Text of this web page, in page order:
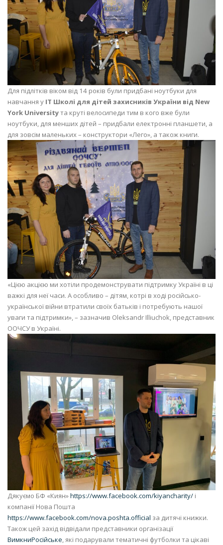
Для підлітків віком від 14 років були придбані ноутбуки для
навчання у IT Школі для дітей захисників України від New
York Universityта круті велосипеди тим в кого вже були
ноутбуки, для менших дітей – придбали електронні планшети, а
для зовсім маленьких – конструктори «Лего», а також книги.
«Цією акцією ми хотіли продемонструвати підтримку Україні в ці
важкі для неї часи. А особливо – дітям, котрі в ході російсько-
української війни втратили своїх батьків і потребують нашої
уваги та підтримки», – зазначив Oleksandr Illiuchok, представник
ООЧСУ в Україні.
Дякуємо БФ «Киян»https://www.facebook.com/kiyancharity/ і
компанії Нова Пошта
https://www.facebook.com/nova.poshta.official за дитячі книжки.
Також цей захід відвідали представники організації
ВимкниРосійське, які подарували тематичні футболки та цікаві